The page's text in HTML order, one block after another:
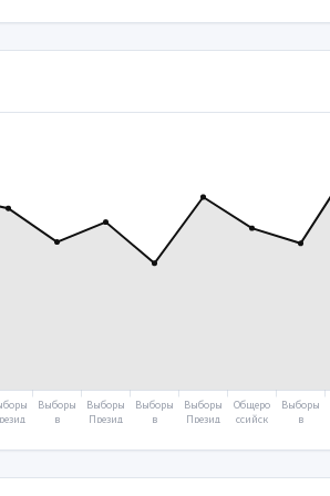
Выборы
в
рствен
думу
Выборы
Презид
2012
Выборы
в
рствен
думу
Выборы
Презид
2018
Общеро
ссийск
голосо
2020
Выборы
в
рствен
думу